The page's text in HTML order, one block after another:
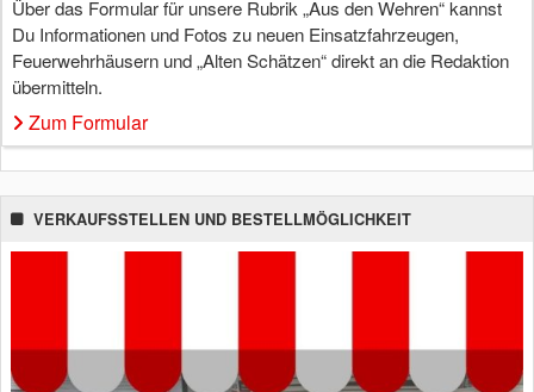
Über das Formular für unsere Rubrik „Aus den Wehren“ kannst
Du Informationen und Fotos zu neuen Einsatzfahrzeugen,
Feuerwehrhäusern und „Alten Schätzen“ direkt an die Redaktion
übermitteln.
Zum Formular
VERKAUFSSTELLEN UND BESTELLMÖGLICHKEIT